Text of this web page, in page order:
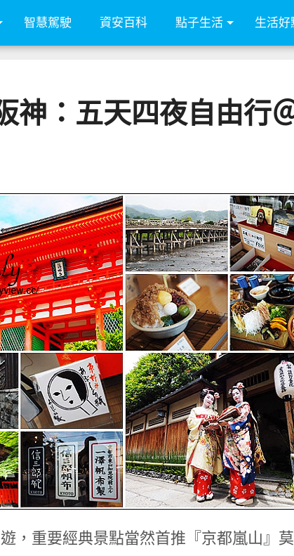
智慧駕駛 資安百科 點子生活 生活好
神：五天四夜自由行
，重要經典景點當然首推『京都嵐山』莫